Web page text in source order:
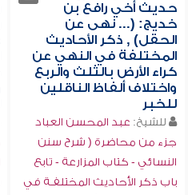
حديث أخي رافع بن
خديج: (... نهى عن
الحقل) , ذكر الأحاديث
المختلفة في النهي عن
كراء الأرض بالثلث والربع
واختلاف ألفاظ الناقلين
للخبر
للشيخ: عبد المحسن العباد
جزء من محاضرة ( شرح سنن
النسائي - كتاب المزارعة - تابع
باب ذكر الأحاديث المختلفـة في